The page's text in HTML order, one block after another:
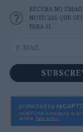
RECEBA NO
NOTÍCIAS QUE
PARA SI